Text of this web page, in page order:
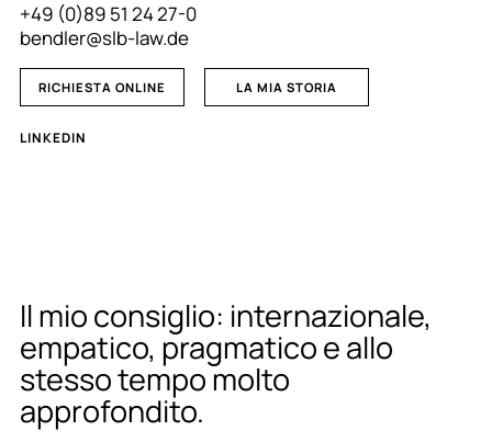
+49 (0)89 51 24 27-0
bendler@slb-law.de
RICHIESTA ONLINE LA MIA STORIA
LINKEDIN
Il mio consiglio: internazionale,
empatico, pragmatico e allo
stesso tempo molto
approfondito.